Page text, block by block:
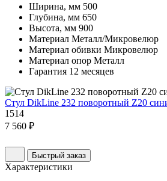
Ширина, мм 500
Глубина, мм 650
Высота, мм 900
Материал Металл/Микровелюр
Материал обивки Микровелюр
Материал опор Металл
Гарантия 12 месяцев
Стул DikLine 232 поворотный Z20
1514
7 560 ₽
Быстрый заказ
Характеристики